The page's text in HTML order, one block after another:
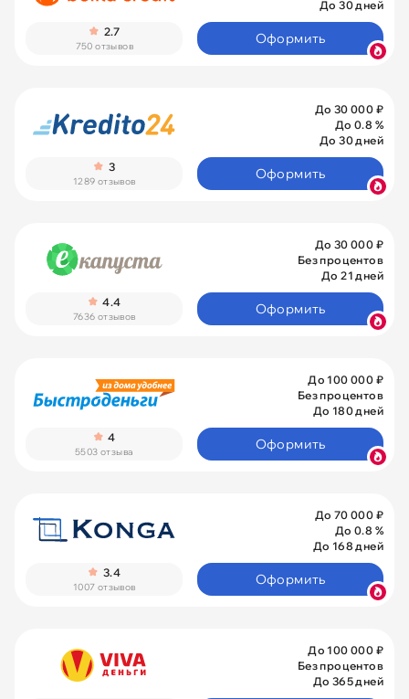
До 30 дней
2.7
750 отзывов Оформить
До 30 000 ₽
До 0.8 %
До 30 дней
3
1289 отзывов Оформить
До 30 000 ₽
Без процентов
До 21 дней
4.4
7636 отзывов Оформить
До 100 000 ₽
Без процентов
До 180 дней
4
5503 отзыва Оформить
До 70 000 ₽
До 0.8 %
До 168 дней
3.4
1007 отзывов Оформить
До 100 000 ₽
Без процентов
До 365 дней